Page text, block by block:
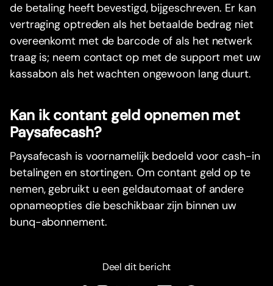
de betaling heeft bevestigd, bijgeschreven. Er kan
vertraging optreden als het betaalde bedrag niet
overeenkomt met de barcode of als het netwerk
traag is; neem contact op met de support met uw
kassabon als het wachten ongewoon lang duurt.
Kan ik contant geld opnemen met
Paysafecash?
Paysafecash is voornamelijk bedoeld voor cash-in
betalingen en stortingen. Om contant geld op te
nemen, gebruikt u een geldautomaat of andere
opnameopties die beschikbaar zijn binnen uw
bunq-abonnement.
Deel dit bericht